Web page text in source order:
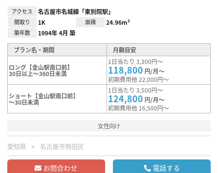
アクセス 名古屋市名城線「東別院駅」
間取り 1K 面積 24.96m²
築年数 1994年 4月 築
プラン名・期間 月額目安
ロング【金山駅南口前】
30日以上～360日未満
1日当たり 3,300円～
118,800 円/月～
初期費用他 22,000円～
ショート【金山駅南口前】
～30日未満
1日当たり 3,500円～
124,800 円/月～
初期費用他 16,500円～
女性向け
愛知県 名古屋市熱田区
お問合わせ 電話する